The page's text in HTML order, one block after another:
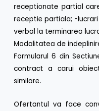
receptionate partial
receptie partiala; -
verbal la terminarea
Modalitatea de
Formularul 6 din
contract a carui
similare.
Ofertantul va face